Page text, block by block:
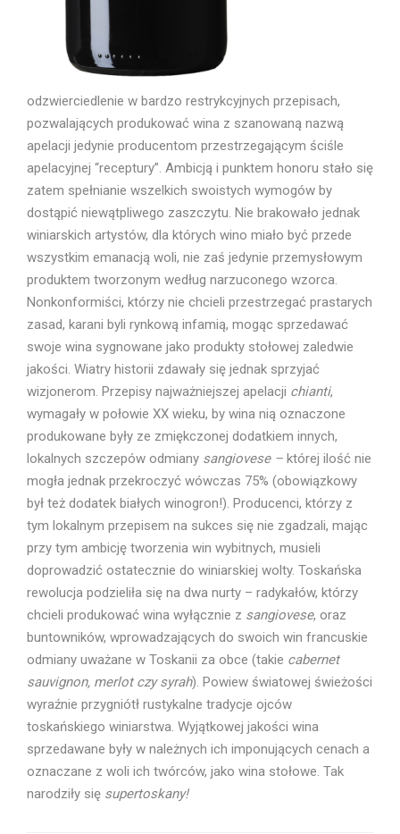
odzwierciedlenie w bardzo restrykcyjnych przepisach,
pozwalających produkować wina z szanowaną nazwą
apelacji jedynie producentom przestrzegającym ściśle
apelacyjnej “receptury”. Ambicją i punktem honoru stało się
zatem spełnianie wszelkich swoistych wymogów by
dostąpić niewątpliwego zaszczytu. Nie brakowało jednak
winiarskich artystów, dla których wino miało być przede
wszystkim emanacją woli, nie zaś jedynie przemysłowym
produktem tworzonym według narzuconego wzorca.
Nonkonformiści, którzy nie chcieli przestrzegać prastarych
zasad, karani byli rynkową infamią, mogąc sprzedawać
swoje wina sygnowane jako produkty stołowej zaledwie
jakości. Wiatry historii zdawały się jednak sprzyjać
wizjonerom. Przepisy najważniejszej apelacji chianti,
wymagały w połowie XX wieku, by wina nią oznaczone
produkowane były ze zmiękczonej dodatkiem innych,
lokalnych szczepów odmiany sangiovese – której ilość nie
mogła jednak przekroczyć wówczas 75% (obowiązkowy
był też dodatek białych winogron!). Producenci, którzy z
tym lokalnym przepisem na sukces się nie zgadzali, mając
przy tym ambicję tworzenia win wybitnych, musieli
doprowadzić ostatecznie do winiarskiej wolty. Toskańska
rewolucja podzieliła się na dwa nurty – radykałów, którzy
chcieli produkować wina wyłącznie z sangiovese, oraz
buntowników, wprowadzających do swoich win francuskie
odmiany uważane w Toskanii za obce (takie cabernet
sauvignon, merlot czy syrah). Powiew światowej świeżości
wyraźnie przygniótł rustykalne tradycje ojców
toskańskiego winiarstwa. Wyjątkowej jakości wina
sprzedawane były w należnych ich imponujących cenach a
oznaczane z woli ich twórców, jako wina stołowe. Tak
narodziły się supertoskany!